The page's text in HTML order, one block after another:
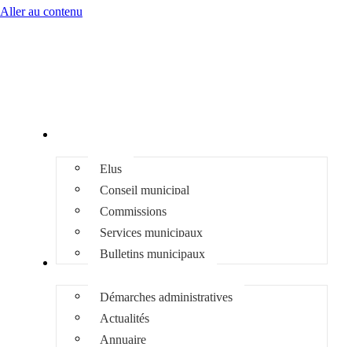
Aller au contenu
Elus
Conseil municipal
Commissions
Services municipaux
Bulletins municipaux
Démarches administratives
Actualités
Annuaire